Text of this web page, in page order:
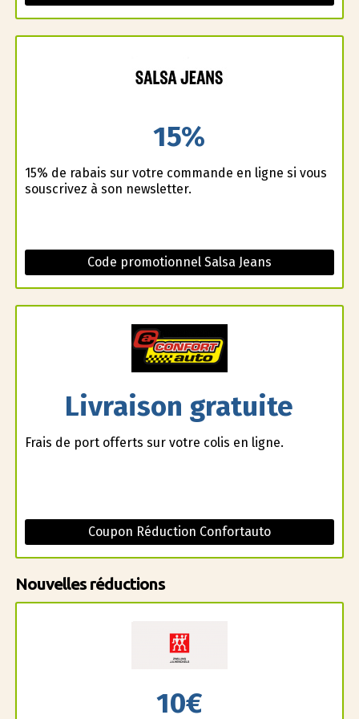
15%
15% de rabais sur votre commande en ligne si vous
souscrivez à son newsletter.
Code promotionnel Salsa Jeans
Livraison gratuite
Frais de port offerts sur votre colis en ligne.
Coupon Réduction Confortauto
Nouvelles réductions
10€